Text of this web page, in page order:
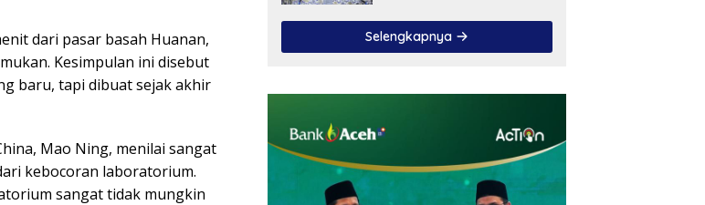
dari pasar basah Huanan,
Kesimpulan ini disebut
baru, tapi dibuat sejak akhir
Mao Ning, menilai sangat
kebocoran laboratorium.
sangat tidak mungkin
Selengkapnya